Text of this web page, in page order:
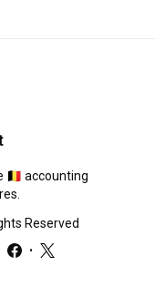
🇧🇪 accounting
Reserved
•